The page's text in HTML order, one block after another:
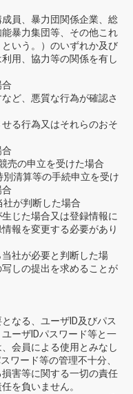
員、暴力団関係企業、総
暴力集団等、その他これ
いう。）のいずれか及び
用、協力等の関係を有し
ど、悪質な行為が確認さ
る行為又はそれらのおそ
売の申立を受けた場合
別清算等の手続申立を受け
社が判断した場合
じた場合又は登録情報に
報を変更する必要があり
社が必要と判断した場
しの提出を求めることが
なる、ユーザID及びパス
ーザIDパスワード等と一
会員による使用とみなし
ワード等の管理不十分、
害等に関する一切の責任
を負いません。